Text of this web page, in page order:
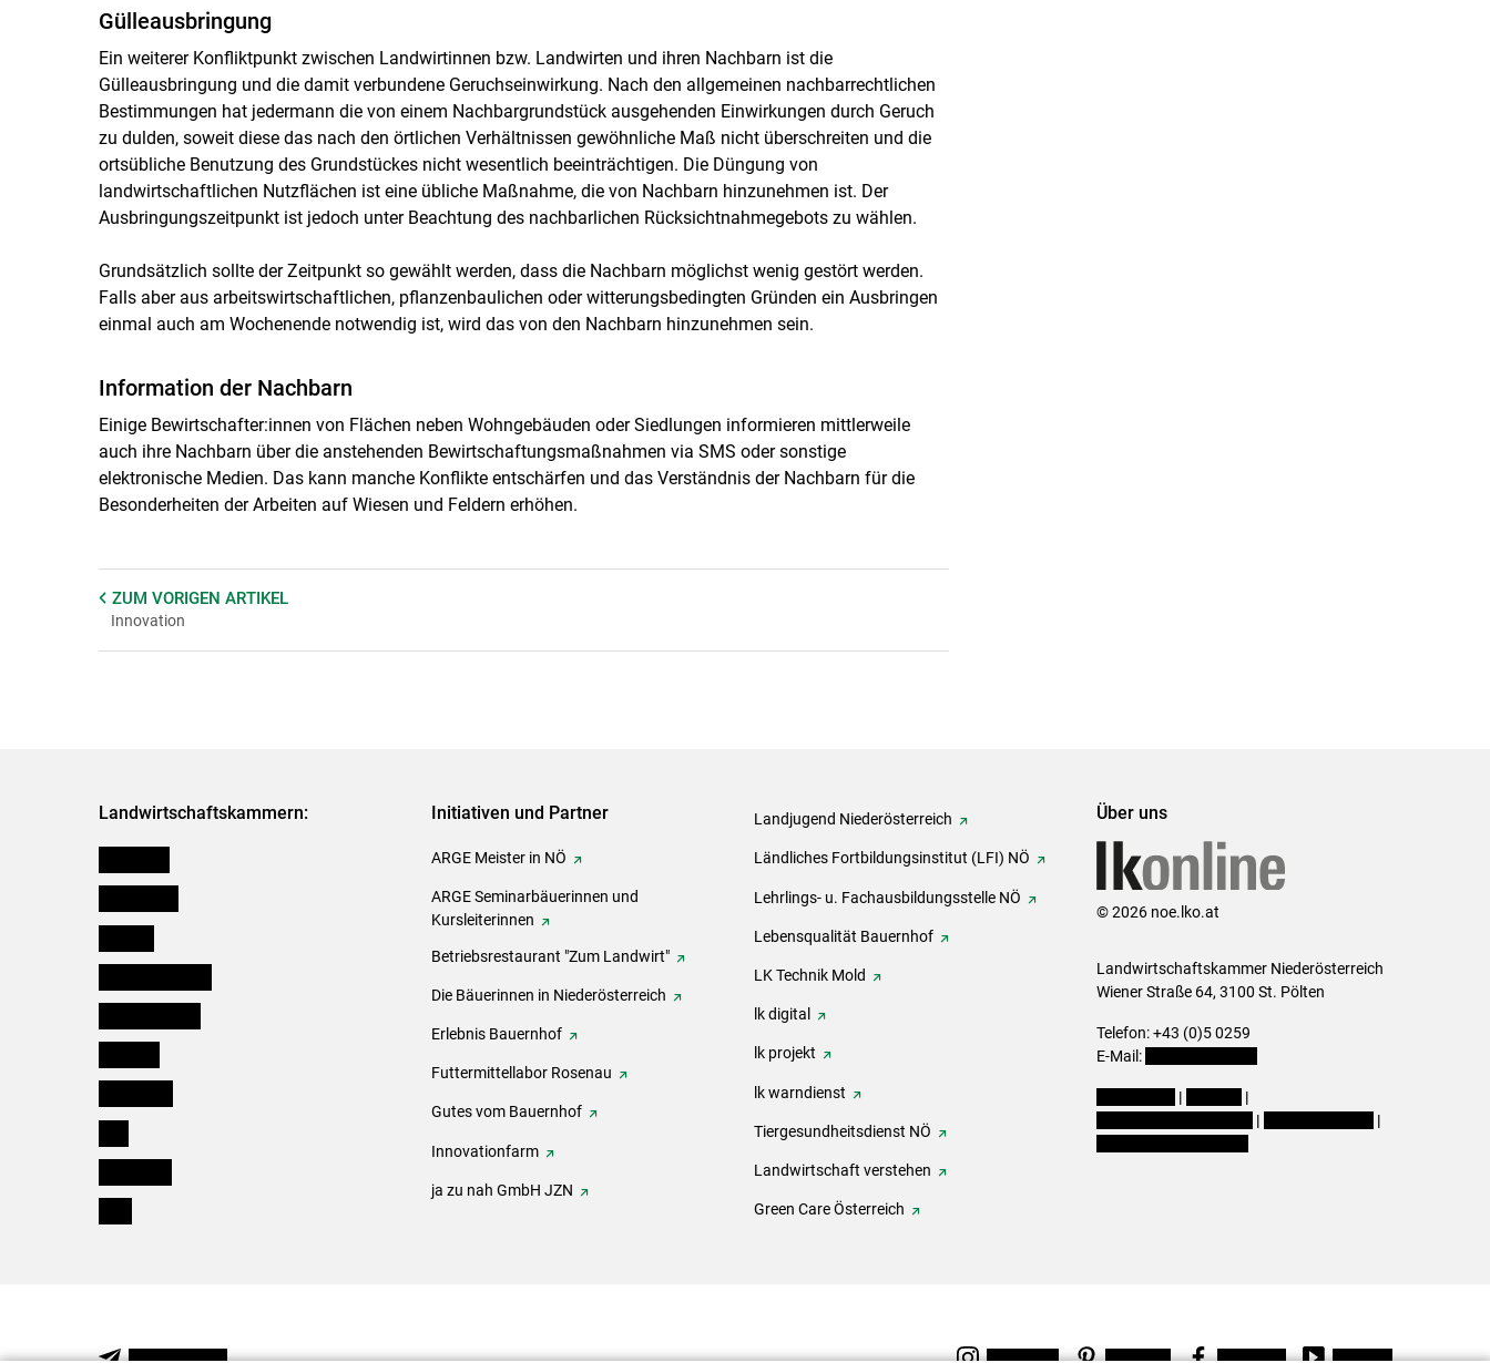
Gülleausbringung
Ein weiterer Konfliktpunkt zwischen Landwirtinnen bzw. Landwirten und ihren Nachbarn ist die
Gülleausbringung und die damit verbundene Geruchseinwirkung. Nach den allgemeinen nachbarrechtlichen
Bestimmungen hat jedermann die von einem Nachbargrundstück ausgehenden Einwirkungen durch Geruch
zu dulden, soweit diese das nach den örtlichen Verhältnissen gewöhnliche Maß nicht überschreiten und die
ortsübliche Benutzung des Grundstückes nicht wesentlich beeinträchtigen. Die Düngung von
landwirtschaftlichen Nutzflächen ist eine übliche Maßnahme, die von Nachbarn hinzunehmen ist. Der
Ausbringungszeitpunkt ist jedoch unter Beachtung des nachbarlichen Rücksichtnahmegebots zu wählen.
Grundsätzlich sollte der Zeitpunkt so gewählt werden, dass die Nachbarn möglichst wenig gestört werden.
Falls aber aus arbeitswirtschaftlichen, pflanzenbaulichen oder witterungsbedingten Gründen ein Ausbringen
einmal auch am Wochenende notwendig ist, wird das von den Nachbarn hinzunehmen sein.
Information der Nachbarn
Einige Bewirtschafter:innen von Flächen neben Wohngebäuden oder Siedlungen informieren mittlerweile
auch ihre Nachbarn über die anstehenden Bewirtschaftungsmaßnahmen via SMS oder sonstige
elektronische Medien. Das kann manche Konflikte entschärfen und das Verständnis der Nachbarn für die
Besonderheiten der Arbeiten auf Wiesen und Feldern erhöhen.
ZUM VORIGEN ARTIKEL
Innovation
Landwirtschaftskammern: Initiativen und Partner
ARGE Meister in NÖ
ARGE Seminarbäuerinnen und
Kursleiterinnen
Betriebsrestaurant "Zum Landwirt"
Die Bäuerinnen in Niederösterreich
Erlebnis Bauernhof
Futtermittellabor Rosenau
Gutes vom Bauernhof
Innovationfarm
ja zu nah GmbH JZN
Landjugend Niederösterreich
Ländliches Fortbildungsinstitut (LFI) NÖ
Lehrlings- u. Fachausbildungsstelle NÖ
Lebensqualität Bauernhof
LK Technik Mold
lk digital
lk projekt
lk warndienst
Tiergesundheitsdienst NÖ
Landwirtschaft verstehen
Green Care Österreich
Über uns
© 2026 noe.lko.at
Landwirtschaftskammer Niederösterreich
Wiener Straße 64, 3100 St. Pölten
Telefon: +43 (0)5 0259
E-Mail:
|
|
|
|
NEWSLETTER Instagram Pinterest Facebook Youtube